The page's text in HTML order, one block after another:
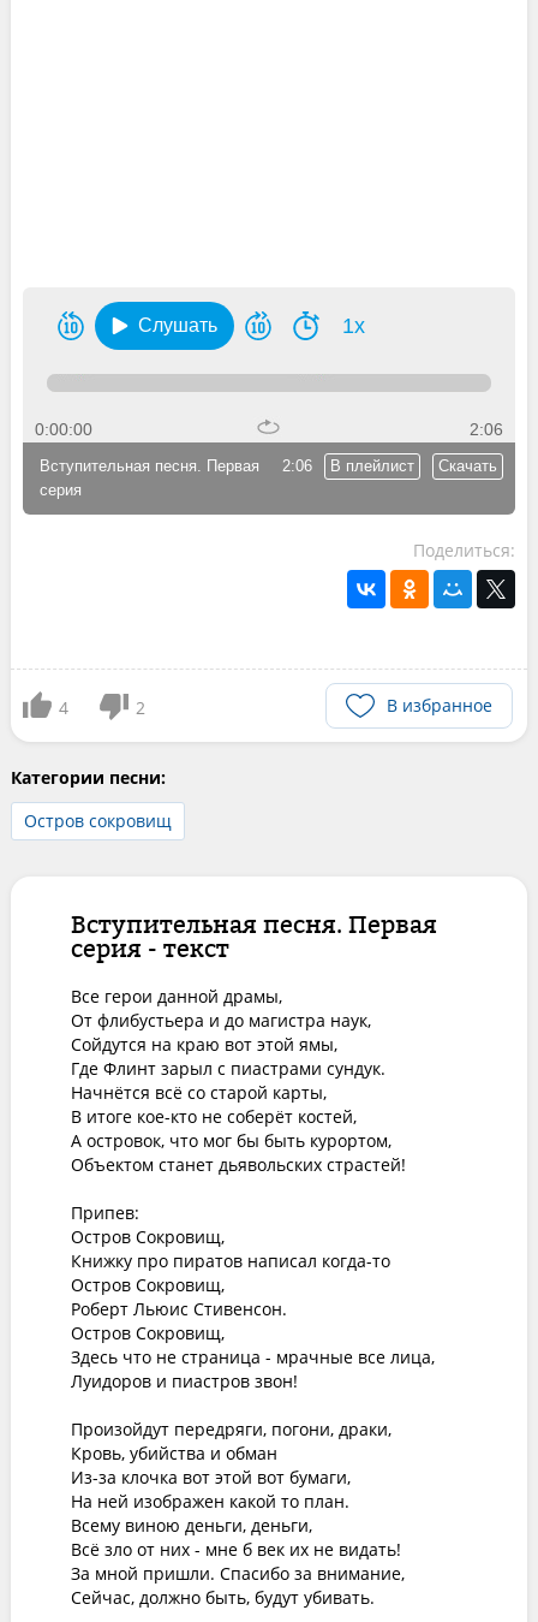
Слушать 1x
0:00:00 2:06
2:06 В плейлист Скачать
Вступительная песня. Первая
серия
Поделиться:
4 2 В избранное
Категории песни:
Остров сокровищ
Вступительная песня. Первая
серия - текст
Все герои данной драмы,
От флибустьера и до магистра наук,
Сойдутся на краю вот этой ямы,
Где Флинт зарыл с пиастрами сундук.
Начнётся всё со старой карты,
В итоге кое-кто не соберёт костей,
А островок, что мог бы быть курортом,
Объектом станет дьявольских страстей!
Припев:
Остров Сокровищ,
Книжку про пиратов написал когда-то
Остров Сокровищ,
Роберт Льюис Стивенсон.
Остров Сокровищ,
Здесь что не страница - мрачные все лица,
Луидоров и пиастров звон!
Произойдут передряги, погони, драки,
Кровь, убийства и обман
Из-за клочка вот этой вот бумаги,
На ней изображен какой то план.
Всему виною деньги, деньги,
Всё зло от них - мне б век их не видать!
За мной пришли. Спасибо за внимание,
Сейчас, должно быть, будут убивать.